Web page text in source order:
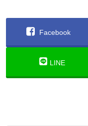
Facebook
LINE